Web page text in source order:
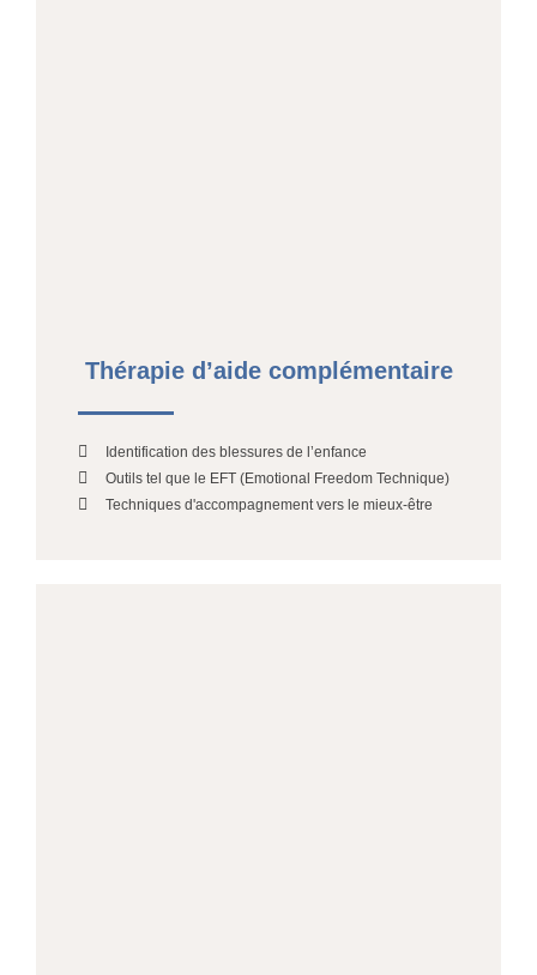
Thérapie d’aide complémentaire
Identification des blessures de l’enfance
Outils tel que le EFT (Emotional Freedom Technique)
Techniques d'accompagnement vers le mieux-être